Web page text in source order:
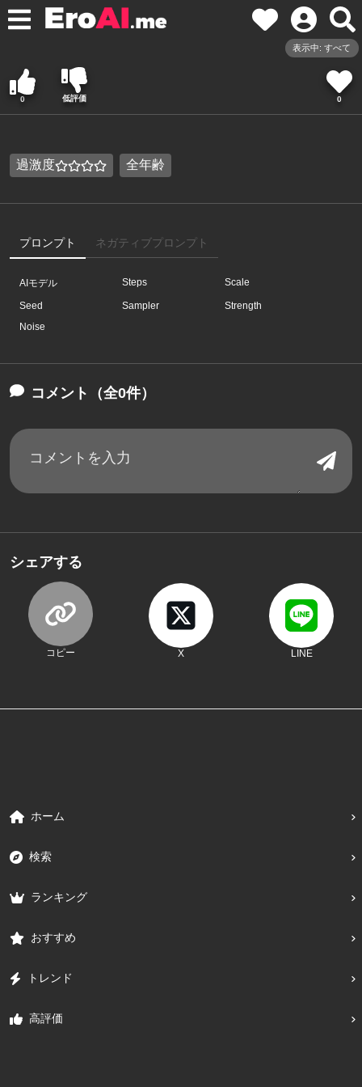
表示中: すべて
0 低評価 0
過激度 全年齢
プロンプト ネガティブプロンプト
AIモデル Steps Scale
Seed Sampler
Strength
Noise
コメント（全0件）
シェアする
コピー X LINE
ホーム
検索
ランキング
おすすめ
トレンド
高評価